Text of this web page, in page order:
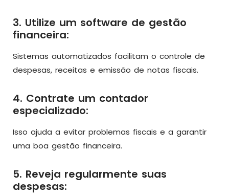
3. Utilize um software de gestão
financeira:
Sistemas automatizados facilitam o controle de
despesas, receitas e emissão de notas fiscais.
4. Contrate um contador
especializado:
Isso ajuda a evitar problemas fiscais e a garantir
uma boa gestão financeira.
5. Reveja regularmente suas
despesas: